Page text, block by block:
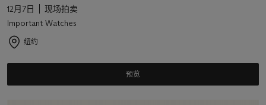
12月7日
现场拍卖
Important Watches
纽约
预览